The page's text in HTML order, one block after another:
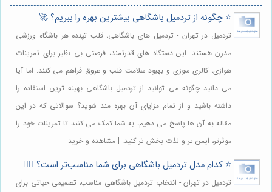
⭐️ چگونه از تردمیل باشگاهی بیشترین بهره را ببریم؟ 🚀
تردمیل در تهران - تردمیل های باشگاهی، قلب تپنده هر باشگاه ورزشی
مدرن هستند. این دستگاه های قدرتمند، فرصتی بی نظیر برای تمرینات
هوازی، کالری سوزی و بهبود سلامت قلب و عروق فراهم می کنند. اما آیا
می دانید چگونه می توانید از تردمیل باشگاهی بهینه ترین استفاده را
داشته باشید و از تمام مزایای آن بهره مند شوید؟ سوالاتی که در این
مقاله به آن ها پاسخ می دهیم، به شما کمک می کنند تا تمرینات خود را
موثرتر، ایمن تر و لذت بخش تر کنید. | مشاهده و خرید
⭐️ کدام مدل تردمیل باشگاهی برای شما مناسب‌تر است؟ 🏃‍♀️
تردمیل در تهران - انتخاب تردمیل باشگاهی مناسب، تصمیمی حیاتی برای